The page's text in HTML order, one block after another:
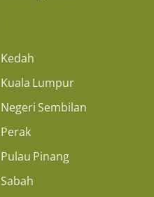
Kedah
Kuala Lumpur
Negeri Sembilan
Perak
Pulau Pinang
Sabah